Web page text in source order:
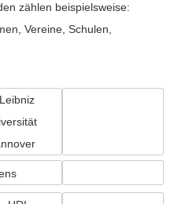
zählen beispielsweise:
Vereine, Schulen,